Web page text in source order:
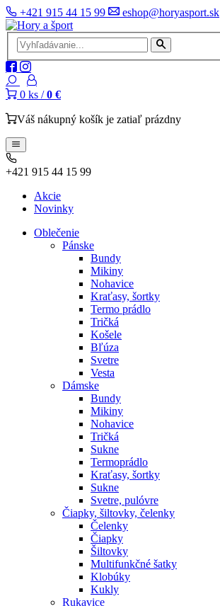
+421 915 44 15 99 eshop@horyasport.sk
0 ks / 0 €
Váš nákupný košík je zatiaľ prázdny
+421 915 44 15 99
Akcie
Novinky
Oblečenie
Pánske
Bundy
Mikiny
Nohavice
Kraťasy, šortky
Termo prádlo
Tričká
Košele
Bľúza
Svetre
Vesta
Dámske
Bundy
Mikiny
Nohavice
Tričká
Sukne
Termoprádlo
Kraťasy, šortky
Sukne
Svetre, pulóvre
Čiapky, šiltovky, čelenky
Čelenky
Čiapky
Šiltovky
Multifunkčné šatky
Klobúky
Kukly
Rukavice